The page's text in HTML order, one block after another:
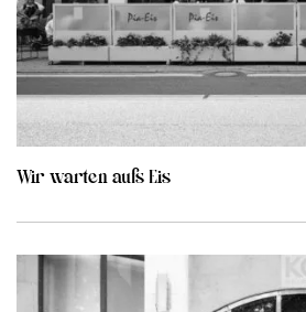
Wir warten aufs Eis